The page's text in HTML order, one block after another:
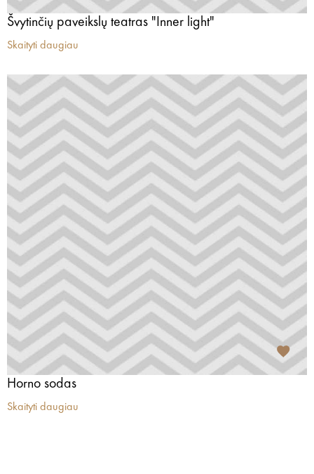
Švytinčių paveikslų teatras "Inner light"
Skaityti daugiau
Horno sodas
Skaityti daugiau